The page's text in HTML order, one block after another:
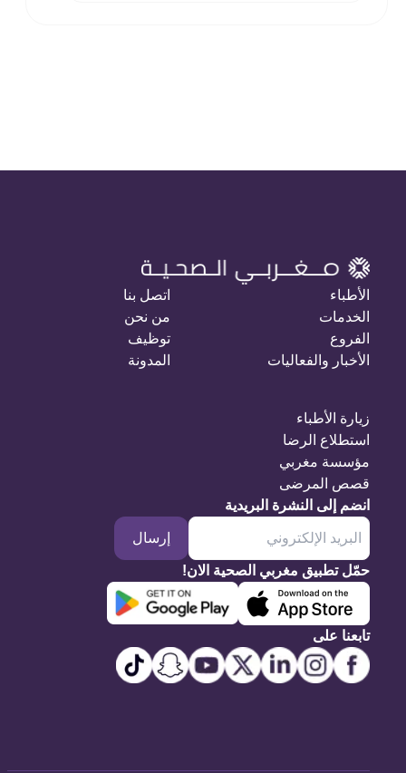
الأطباء
الخدمات
الفروع
الأخبار والفعاليات
اتصل بنا
من نحن
توظيف
المدونة
زيارة الأطباء
استطلاع الرضا
مؤسسة مغربي
قصص المرضى
انضم إلى النشرة البريدية
إرسال
حمّل تطبيق مغربي الصحية الان!
تابعنا على